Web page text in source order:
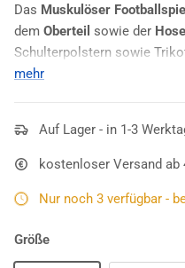
Das Muskulöser
dem Oberteil sowie der Hose
Schulterpolstern sowie
der Brust zu sehen. Das
daher und überzeugt mit
V-Ausschnitt und die
Outfits!
mehr
Auf Lager - in 1-3
kostenloser Versand ab
Nur noch 3 verfügbar -
Größe